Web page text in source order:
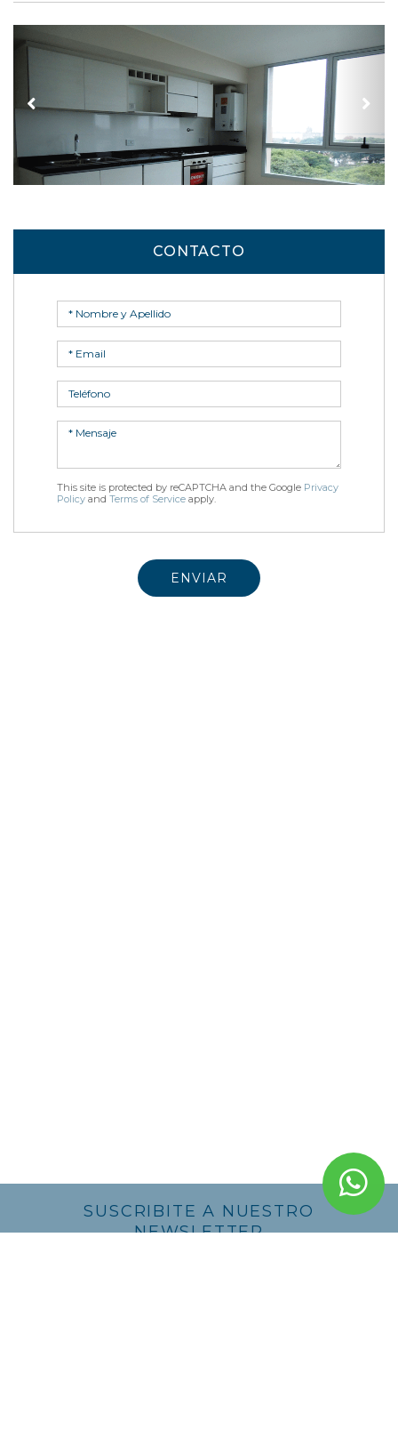
GALERÍA DE FOTOS
GALERÍA DE FOTOS
CONTACTO
This site is protected by reCAPTCHA and the Google Privacy
Policyand Terms of Serviceapply.
ENVIAR
SUSCRIBITE A NUESTRO
NEWSLETTER